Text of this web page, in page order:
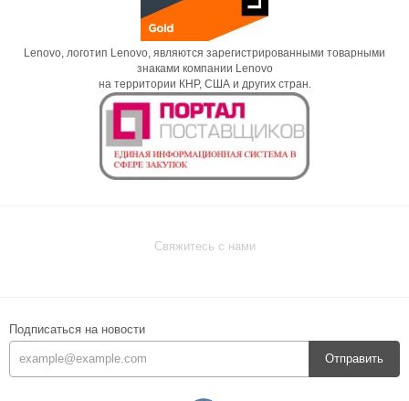
Lenovo, логотип Lenovo, являются зарегистрированными товарными
знаками компании Lenovo
на территории КНР, США и других стран.
Свяжитесь с нами
Подписаться на новости
Отправить